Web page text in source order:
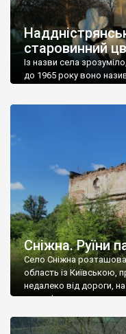
старовинний
Із назви села
до 1965 року воно
Наддністрянське
сіл. У селі є мурована
Сніжна. Руїни
Село Сніжна
область із Київською,
недалеко від дороги, на
рельєфне пано, яке
не видно, але видно дві